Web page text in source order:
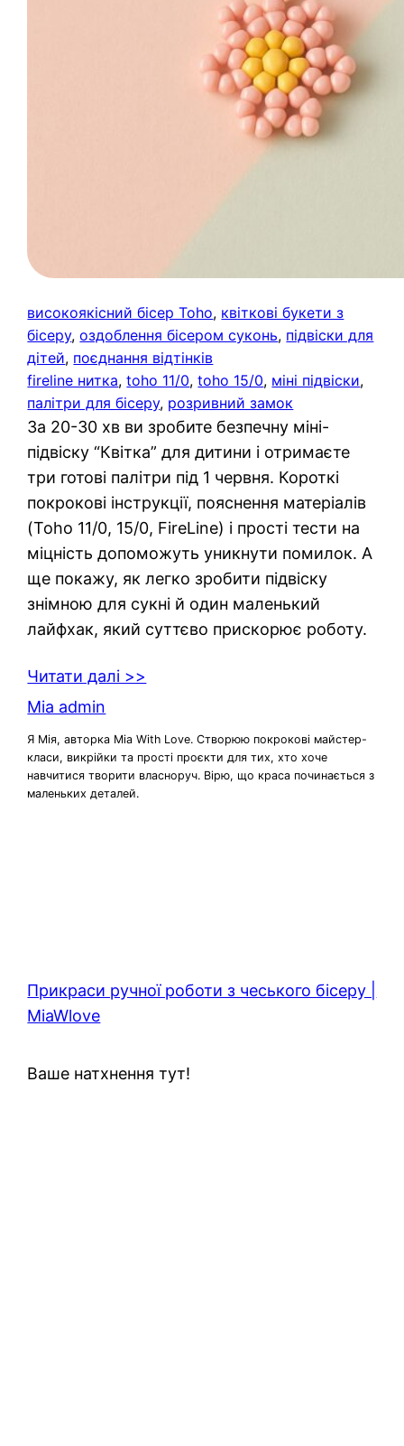
високоякісний бісер Toho, квіткові букети з
бісеру, оздоблення бісером суконь, підвіски для
дітей, поєднання відтінків
fireline нитка, toho 11/0, toho 15/0, міні підвіски
палітри для бісеру, розривний замок
За 20-30 хв ви зробите безпечну міні-
підвіску “Квітка” для дитини і отримаєте
три готові палітри під 1 червня. Короткі
покрокові інструкції, пояснення матеріалів
(Toho 11/0, 15/0, FireLine) і прості тести на
міцність допоможуть уникнути помилок. А
ще покажу, як легко зробити підвіску
знімною для сукні й один маленький
лайфхак, який суттєво прискорює роботу.
Читати далі >>
Mia admin
Я Мія, авторка Mia With Love. Створюю покрокові майстер-
класи, викрійки та прості проєкти для тих, хто хоче
навчитися творити власноруч. Вірю, що краса починається з
маленьких деталей.
Прикраси ручної роботи з чеського бісеру |
MiaWlove
Ваше натхнення тут!